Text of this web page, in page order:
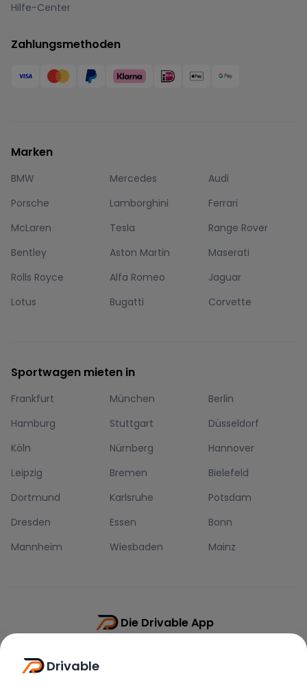
Hilfe-Center
Zahlungsmethoden
Marken
BMW Mercedes
Audi
Porsche
Lamborghini
Ferrari
McLaren
Tesla
Range Rover
Bentley
Aston Martin
Maserati
Rolls Royce
Alfa Romeo
Jaguar
Lotus
Bugatti Corvette
Sportwagen mieten in
Frankfurt München
Berlin
Hamburg
Stuttgart
Düsseldorf
Köln
Nürnberg
Hannover
Leipzig
Bremen
Bielefeld
Dortmund
Karlsruhe
Potsdam
Dresden
Essen
Bonn
Mannheim
Wiesbaden Mainz
Die Drivable App
Drivable